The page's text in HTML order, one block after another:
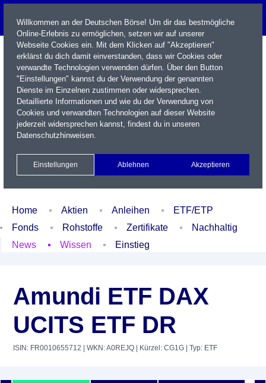
Name / WKN / ISIN / Kürzel
Xetra Realtime
Watchlist Portfolio Login
Home Aktien Anleihen
ETF/ETP
Fonds
Rohstoffe Zertifikate
Nachhaltig
News
Wissen Einstieg
Amundi ETF DAX
UCITS ETF DR
ISIN: FR0010655712 | WKN: A0REJQ | Kürzel: CG1G | Typ: ETF
Willkommen an der Deutschen Börse! Um dir das bestmögliche
Online-Erlebnis zu ermöglichen, setzen wir auf unserer
Webseite Cookies ein. Mit dem Klicken auf "Akzeptieren"
erklärst du dich damit einverstanden, dass wir Cookies oder
verwandte Technologien verwenden dürfen. Über den Button
"Einstellungen" kannst du der Verwendung der genannten
Dienste im Einzelnen zustimmen oder widersprechen.
Detaillierte Informationen und wie du der Verwendung von
Cookies und verwandten Technologien auf dieser Website
jederzeit widersprechen kannst, findest du in unseren
Datenschutzhinweisen.
Einstellungen Ablehnen Akzeptieren